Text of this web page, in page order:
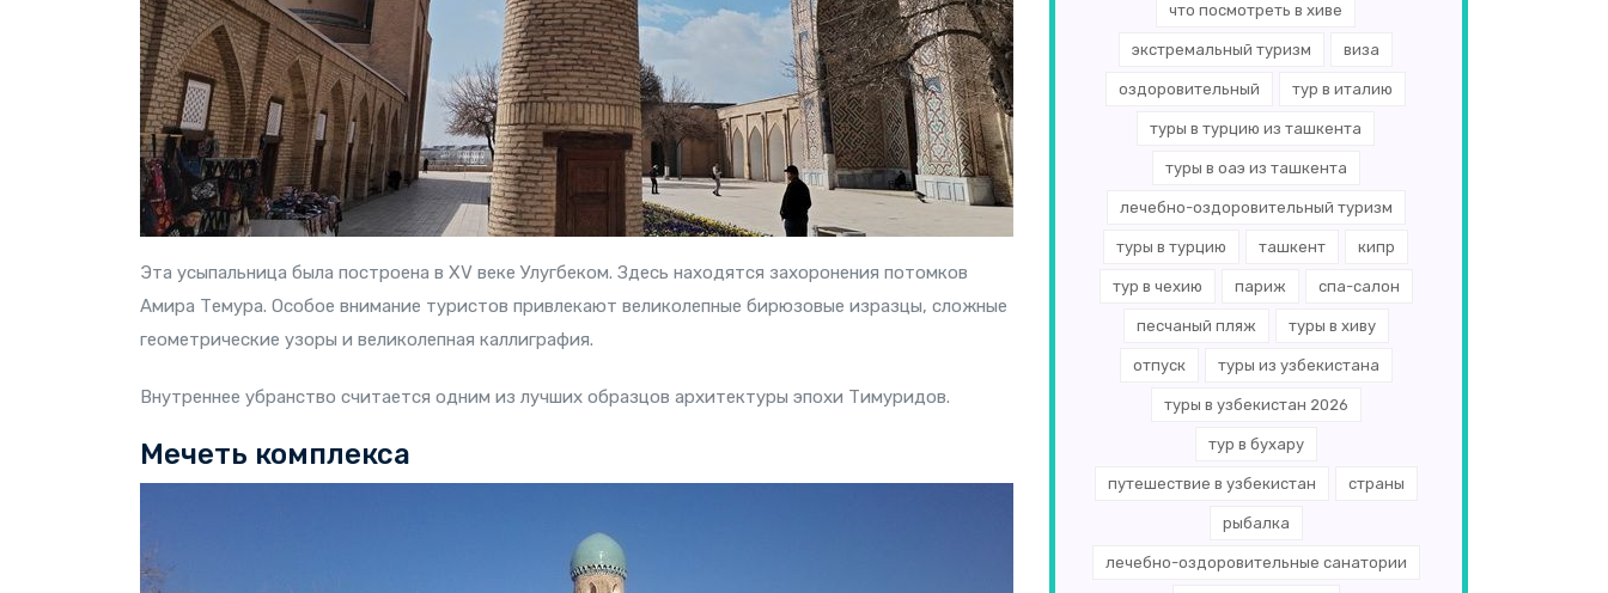
Эта усыпальница была построена в XV веке Улугбеком. Здесь находятся захоронения потомков
Амира Темура. Особое внимание туристов привлекают великолепные бирюзовые изразцы, сложные
геометрические узоры и великолепная каллиграфия.
Внутреннее убранство считается одним из лучших образцов архитектуры эпохи Тимуридов.
Мечеть комплекса
что посмотреть в хиве
экстремальный туризм виза
оздоровительный тур в италию
туры в турцию из ташкента
туры в оаэ из ташкента
лечебно-оздоровительный туризм
туры в турцию ташкент кипр
тур в чехию париж спа-салон
песчаный пляж туры в хиву
отпуск туры из узбекистана
туры в узбекистан 2026
тур в бухару
путешествие в узбекистан страны
рыбалка
лечебно-оздоровительные санатории